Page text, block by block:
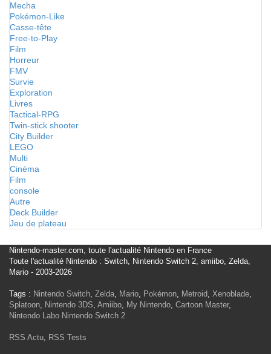
Mecha
Pokémon-Like
Casse-tête
Free-to-Play
Film
Horreur
FMV
Survie
Exploration
Livres
Tactical-RPG
Twin-stick shooter
City Builder
LEGO
Multi
Cinéma
Film
console
Autre
Deck Builder
Jeu de plateau
Nintendo-master.com, toute l'actualité Nintendo en France
Toute l'actualité Nintendo : Switch, Nintendo Switch 2, amiibo, Zelda,
Mario - 2003-2026
Tags : Nintendo Switch, Zelda, Mario, Pokémon, Metroid, Xenoblade,
Splatoon, Nintendo 3DS, Amiibo, My Nintendo, Cartoon Master,
Nintendo Labo Nintendo Switch 2
RSS Actu, RSS Tests